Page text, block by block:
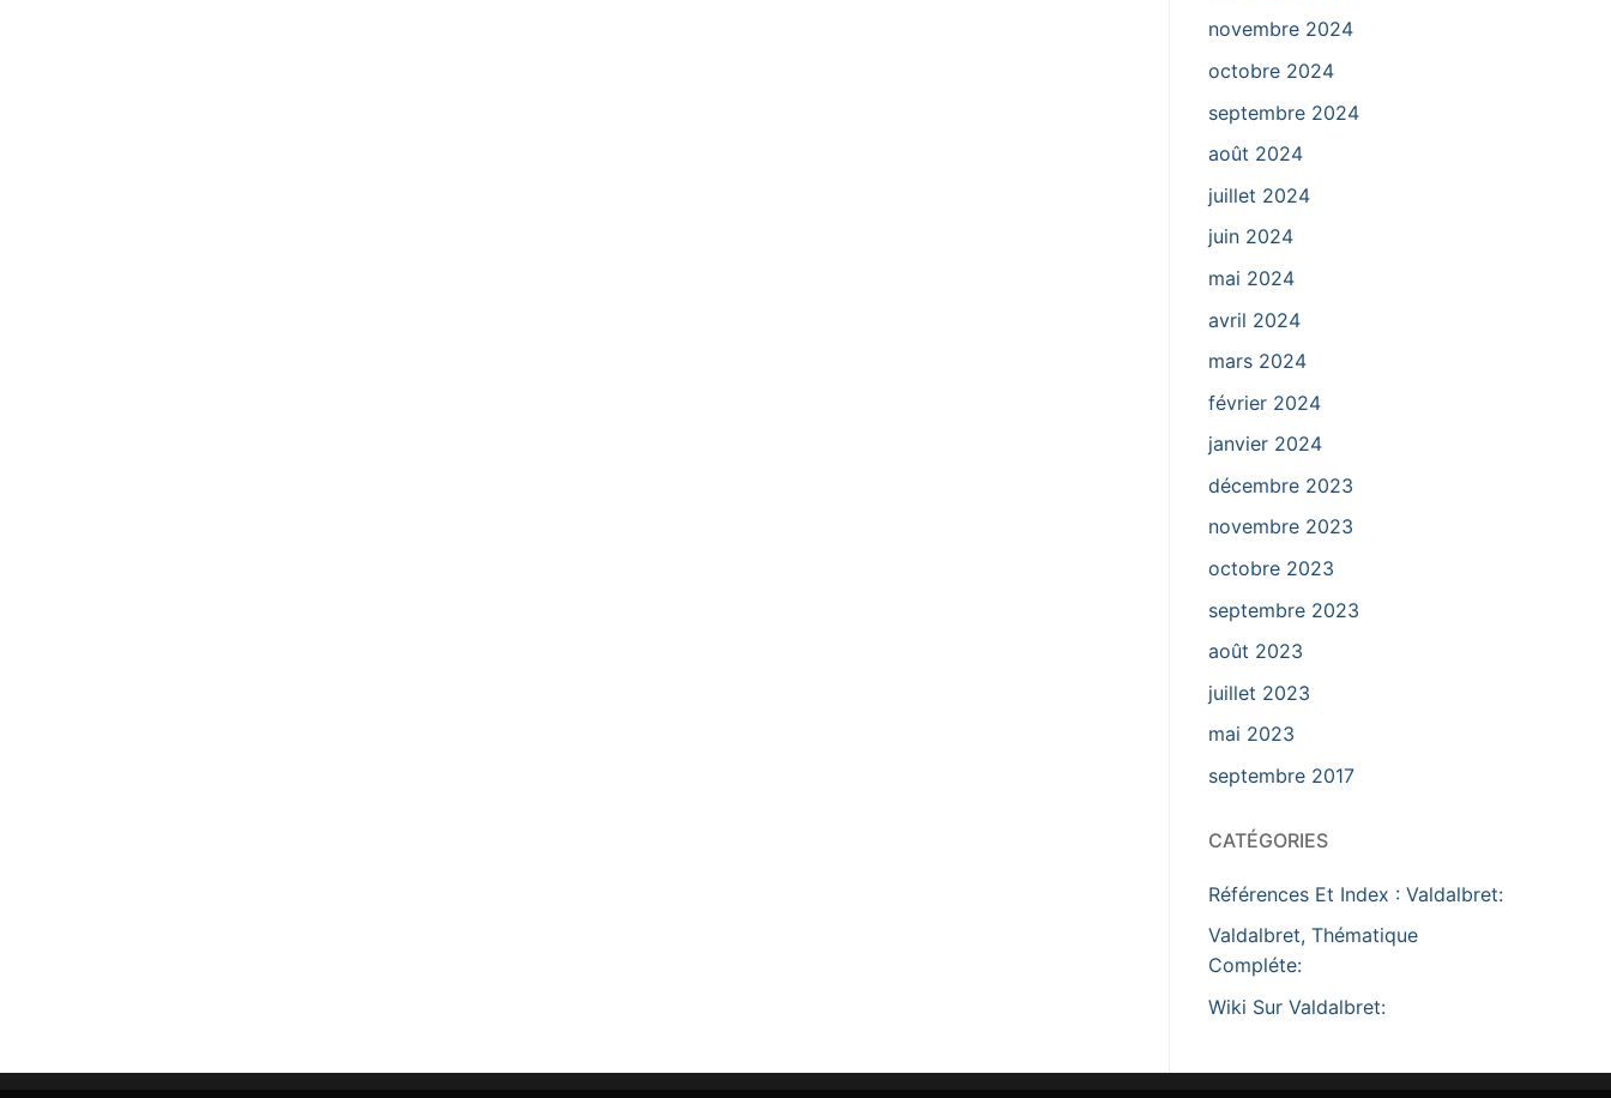
novembre 2024
octobre 2024
septembre 2024
août 2024
juillet 2024
juin 2024
mai 2024
avril 2024
mars 2024
février 2024
janvier 2024
décembre 2023
novembre 2023
octobre 2023
septembre 2023
août 2023
juillet 2023
mai 2023
septembre 2017
CATÉGORIES
Références Et Index : Valdalbret:
Valdalbret, Thématique
Compléte:
Wiki Sur Valdalbret: